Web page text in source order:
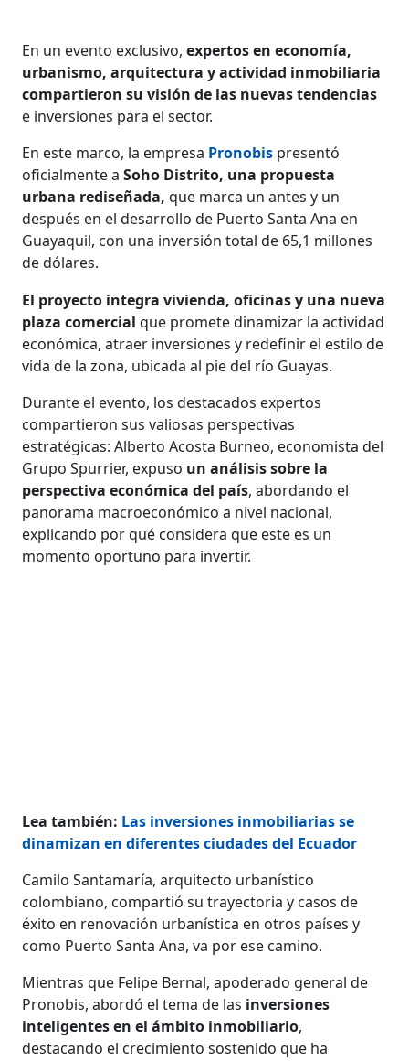
En un evento exclusivo,expertos en economía,
urbanismo, arquitectura y actividad inmobiliaria
compartieron su visión de las nuevas tendencias
e inversiones para el sector.
En este marco, la empresa Pronobis presentó
oficialmente aSoho Distrito, una propuesta
urbana rediseñada,que marca un antes y un
después en el desarrollo de Puerto Santa Ana en
Guayaquil, con una inversión total de 65,1 millones
de dólares.
El proyecto integra vivienda, oficinas y una nueva
plaza comercial que promete dinamizar la actividad
económica, atraer inversiones y redefinir el estilo de
vida de la zona, ubicada al pie del río Guayas.
Durante el evento, los destacados expertos
compartieron sus valiosas perspectivas
estratégicas: Alberto Acosta Burneo, economista del
Grupo Spurrier, expuso un análisis sobre la
perspectiva económica del país, abordando el
panorama macroeconómico a nivel nacional,
explicando por qué considera que este es un
momento oportuno para invertir.
Lea también: Las inversiones inmobiliarias se
dinamizan en diferentes ciudades del Ecuador
Camilo Santamaría, arquitecto urbanístico
colombiano, compartió su trayectoria y casos de
éxito en renovación urbanística en otros países y
como Puerto Santa Ana, va por ese camino.
Mientras que Felipe Bernal, apoderado general de
Pronobis, abordó el tema de las inversiones
inteligentes en el ámbito inmobiliario,
destacando el crecimiento sostenido que ha